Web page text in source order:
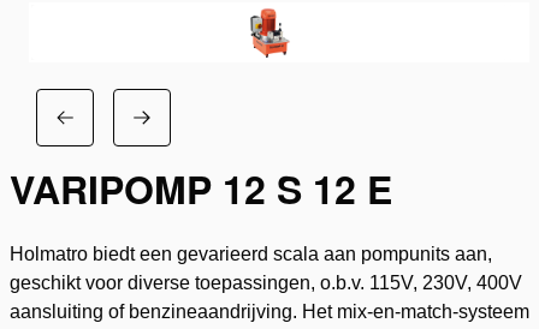
VARIPOMP 12 S 12 E
Holmatro biedt een gevarieerd scala aan pompunits aan,
geschikt voor diverse toepassingen, o.b.v. 115V, 230V, 400V
aansluiting of benzineaandrijving. Het mix-en-match-systeem